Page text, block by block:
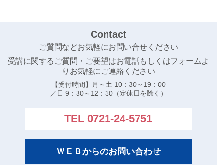
関西選手権水路水泳競技大会結果
大阪府春季室内水泳競技大会結果
第４４回全国ＪＯＣジュニアオリンピック春季水泳競
浜名湾長水路選手権水泳競技大会
大阪府ジュニア水泳競技大会
大阪府室内選手権水泳競技大会結果
Contact
ご質問などお気軽にお問い合せください
受講に関するご質問・ご要望はお電話もしくはフォームよ
りお気軽にご連絡ください
【受付時間】月～土 10：30～19：00
／日 9：30～12：30（定休日を除く）
TEL 0721-24-5751
ＷＥＢからのお問い合わせ